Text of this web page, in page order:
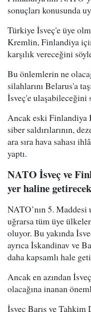
sonuçları konusunda
Türkiye İsveç'e üye
Kremlin, Finlandiya
karşılık vereceğini
Bu önlemlerin ne
silahlarını Belarus'a
İsveç'e ulaşabileceğini
Ancak eski Finlandiya
siber saldırılarının,
ara sıra hava sahası
yaptı.
NATO İsveç ve
yer haline
NATO’nın 5. Maddesi
uğrarsa tüm üye
oluyor. Bu yakında
ayrıca İskandinav ve
daha kapsamlı hale
Ancak en azından
olacağına inanan
İsveç Barış ve